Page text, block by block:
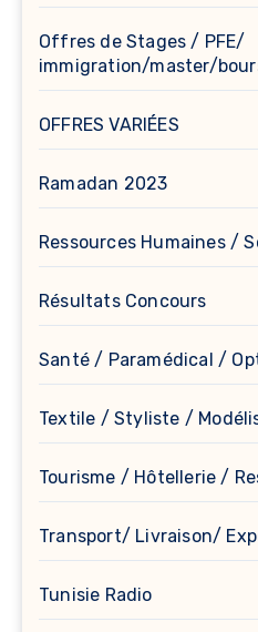
Offres de Stages / PFE/
immigration/master/
OFFRES VARIÉES
Ramadan 2023
Ressources Humaines /
Résultats Concours
Santé / Paramédical /
Textile / Styliste /
Tourisme / Hôtellerie /
Transport/ Livraison/
Tunisie Radio